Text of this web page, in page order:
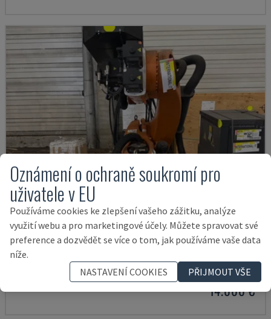
KR 210 R2700 EXTRA
KUKA - RAMENO ROBOTA
14.000 €
Oznámení o ochraně soukromí pro
uživatele v EU
Používáme cookies ke zlepšení vašeho zážitku, analýze
využití webu a pro marketingové účely. Můžete spravovat své
preference a dozvědět se více o tom, jak používáme vaše data
níže.
NASTAVENÍ COOKIES
PŘIJMOUT VŠE